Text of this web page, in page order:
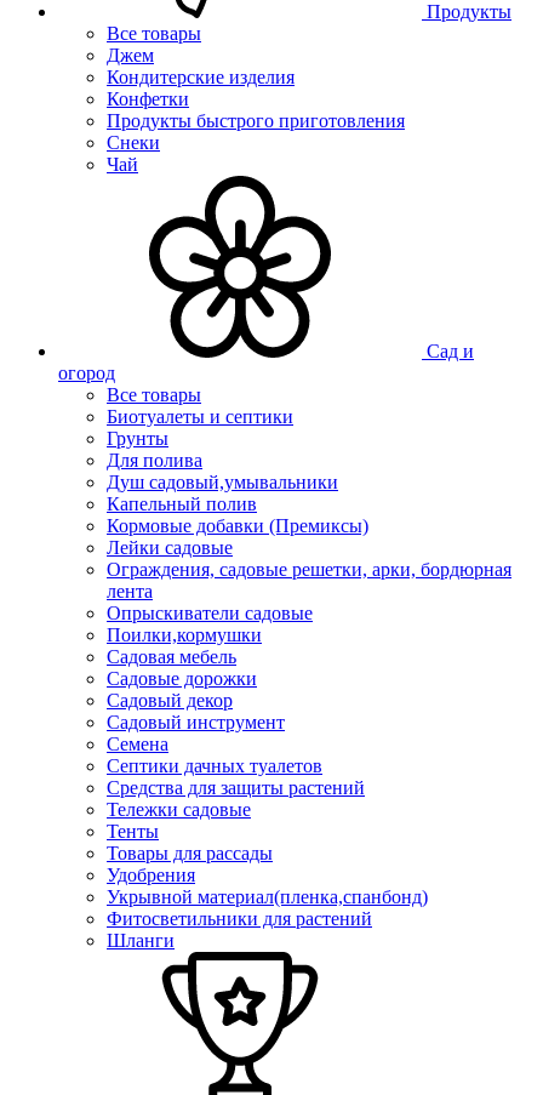
Продукты
Все товары
Джем
Кондитерские изделия
Конфетки
Продукты быстрого приготовления
Снеки
Чай
Сад и
огород
Все товары
Биотуалеты и септики
Грунты
Для полива
Душ садовый,умывальники
Капельный полив
Кормовые добавки (Премиксы)
Лейки садовые
Ограждения, садовые решетки, арки, бордюрная
лента
Опрыскиватели садовые
Поилки,кормушки
Садовая мебель
Садовые дорожки
Садовый декор
Садовый инструмент
Семена
Септики дачных туалетов
Средства для защиты растений
Тележки садовые
Тенты
Товары для рассады
Удобрения
Укрывной материал(пленка,спанбонд)
Фитосветильники для растений
Шланги